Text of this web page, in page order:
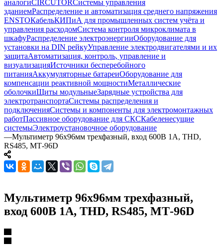
аналогиCIRCUTORСистемы управления
зданиемРаспределение и автоматизация среднего напряжения
ENSTOКабельКИПиА для промышленных систем учёта и
управления расходомСистема контроля микроклимата в
шкафуРаспределение электроэнергииОборудование для
установки на DIN рейкуУправление электродвигателями и их
защитаАвтоматизация, контроль, управление и
визуализацияИсточники бесперебойного
питанияАккумуляторные батареиОборудование для
компенсации реактивной мощностиМеталлические
оболочкиЩиты модульныеЗарядные устройства для
электротранспортаСистемы распределения и
подключенияСистемы и компоненты для электромонтажных
работПассивное оборудование для СКСКабеленесущие
системыЭлектроустановочное оборудование
—Мультиметр 96х96мм трехфазный, вход 600В 1А, THD,
RS485, МТ-96D
Мультиметр 96х96мм трехфазный,
вход 600В 1А, THD, RS485, МТ-96D